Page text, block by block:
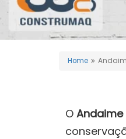
Home
O